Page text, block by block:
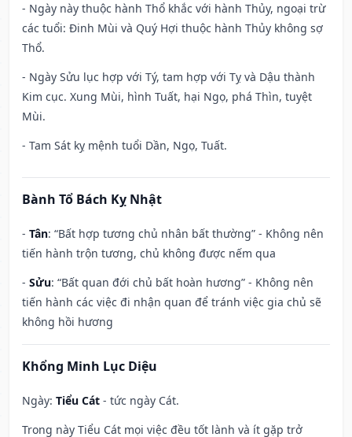
- Ngày này thuộc hành Thổ khắc với hành Thủy, ngoại trừ
các tuổi: Đinh Mùi và Quý Hợi thuộc hành Thủy không sợ
Thổ.
- Ngày Sửu lục hợp với Tý, tam hợp với Tỵ và Dậu thành
Kim cục. Xung Mùi, hình Tuất, hại Ngọ, phá Thìn, tuyệt
Mùi.
- Tam Sát kỵ mệnh tuổi Dần, Ngọ, Tuất.
Bành Tổ Bách Kỵ Nhật
- Tân: “Bất hợp tương chủ nhân bất thường” - Không nên
tiến hành trộn tương, chủ không được nếm qua
- Sửu: “Bất quan đới chủ bất hoàn hương” - Không nên
tiến hành các việc đi nhận quan để tránh việc gia chủ sẽ
không hồi hương
Khổng Minh Lục Diệu
Ngày: Tiểu Cát - tức ngày Cát.
Trong này Tiểu Cát mọi việc đều tốt lành và ít gặp trở